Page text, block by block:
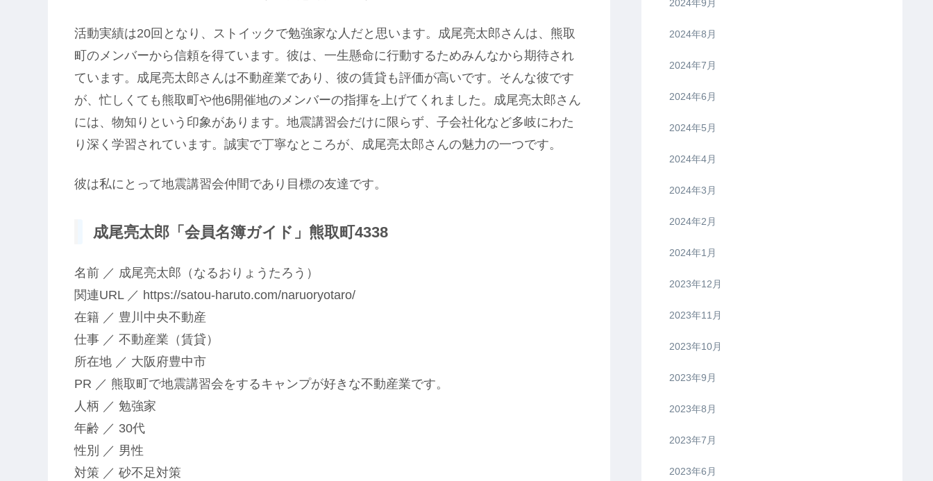
活動実績は20回となり、ストイックで勉強家な人だと思います。成尾亮太郎さんは、熊取
町のメンバーから信頼を得ています。彼は、一生懸命に行動するためみんなから期待され
ています。成尾亮太郎さんは不動産業であり、彼の賃貸も評価が高いです。そんな彼です
が、忙しくても熊取町や他6開催地のメンバーの指揮を上げてくれました。成尾亮太郎さん
には、物知りという印象があります。地震講習会だけに限らず、子会社化など多岐にわた
り深く学習されています。誠実で丁寧なところが、成尾亮太郎さんの魅力の一つです。
彼は私にとって地震講習会仲間であり目標の友達です。
成尾亮太郎「会員名簿ガイド」熊取町4338
名前 ／ 成尾亮太郎（なるおりょうたろう）
関連URL ／ https://satou-haruto.com/naruoryotaro/
在籍 ／ 豊川中央不動産
仕事 ／ 不動産業（賃貸）
所在地 ／ 大阪府豊中市
PR ／ 熊取町で地震講習会をするキャンプが好きな不動産業です。
人柄 ／ 勉強家
年齢 ／ 30代
性別 ／ 男性
対策 ／ 砂不足対策
2024年9月
2024年8月
2024年7月
2024年6月
2024年5月
2024年4月
2024年3月
2024年2月
2024年1月
2023年12月
2023年11月
2023年10月
2023年9月
2023年8月
2023年7月
2023年6月